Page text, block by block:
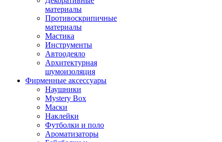
материалы
Противоскрипичные
материалы
Мастика
Инструменты
Автоодеяло
Архитектурная
шумоизоляция
Фирменные аксессуары
Наушники
Mystery Box
Маски
Наклейки
Футболки и поло
Ароматизаторы